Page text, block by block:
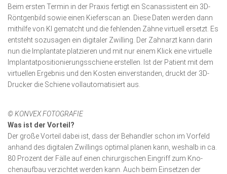
Beim ersten Termin in der Praxis fertigt ein Scanassistent ein 3D-
Röntgenbild sowie einen Kieferscan an. Diese Daten werden dann
mithilfe von KI gematcht und die fehlenden Zähne virtuell ersetzt. Es
entsteht sozusagen ein digitaler Zwilling. Der Zahn­arzt kann darin
nun die Implantate platzieren und mit nur einem Klick eine virtuelle
Implantatpositio­nie­rungsschiene erstellen. Ist der Patient mit dem
virtuellen Ergebnis und den Kosten einverstanden, druckt der 3D-
Drucker die Schiene vollautomatisiert aus.
© KONVEX FOTOGRAFIE
Was ist der Vorteil?
Der große Vorteil dabei ist, dass der Behandler schon im Vorfeld
anhand des digitalen Zwillings optimal planen kann, weshalb in ca.
80 Prozent der Fälle auf einen chirurgischen Eingriff zum Kno­
chenaufbau verzichtet werden kann. Auch beim Ein­setzen der